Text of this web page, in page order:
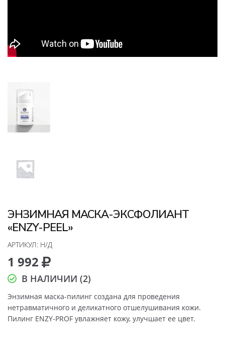
ЭНЗИМНАЯ МАСКА-ЭКСФОЛИАНТ
«ENZY-PEEL»
АРТИКУЛ: Н/Д
1 992
В НАЛИЧИИ (2)
Энзимная маска-пилинг создана для проведения
нетравматичного и деликатного отшелушивания кожи.
Пилинг ENZY-PROF увлажняет кожу, улучшает ее цвет.